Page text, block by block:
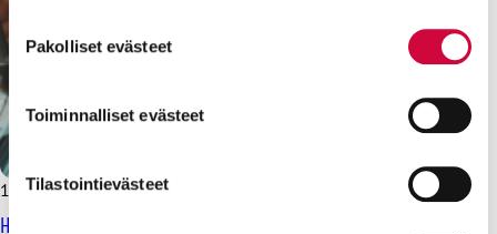
voit määrittää asetuksesi
. Voit muuttaa
parantavia, ja osaa käytetään tilastointi- tai
Suostumuksen
valinta
Pakolliset evästeet
Toiminnalliset evästeet
Tilastointievästeet
11.12.2024Uutiset
Hyödynnä ilmainen jäsenetusi nyt, ilmoittaudu JHL:n